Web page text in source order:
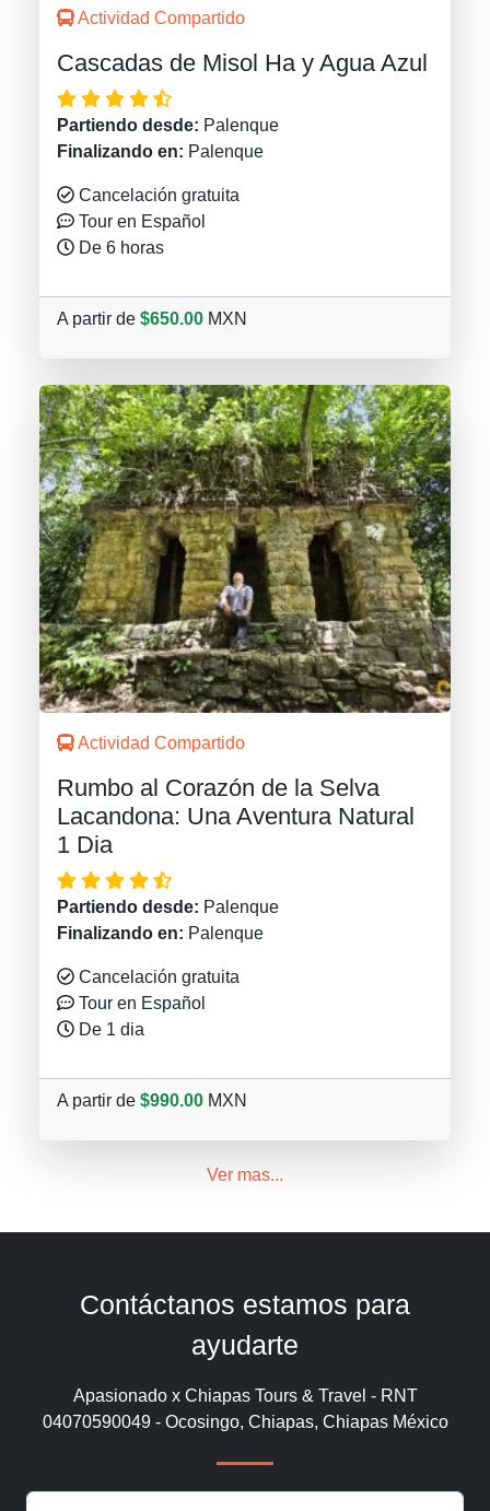
Actividad Compartido
Cascadas de Misol Ha y Agua Azul
Partiendo desde: Palenque
Finalizando en: Palenque
Cancelación gratuita
Tour en Español
De 6 horas
A partir de $650.00 MXN
Actividad Compartido
Rumbo al Corazón de la Selva
Lacandona: Una Aventura Natural
1 Dia
Partiendo desde: Palenque
Finalizando en: Palenque
Cancelación gratuita
Tour en Español
De 1 dia
A partir de $990.00 MXN
Ver mas...
Contáctanos estamos para
ayudarte
Apasionado x Chiapas Tours & Travel - RNT
04070590049 - Ocosingo, Chiapas, Chiapas México